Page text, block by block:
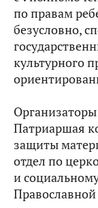
по правам
безусловно,
культурного
Патриаршая
защиты
отдел по
и